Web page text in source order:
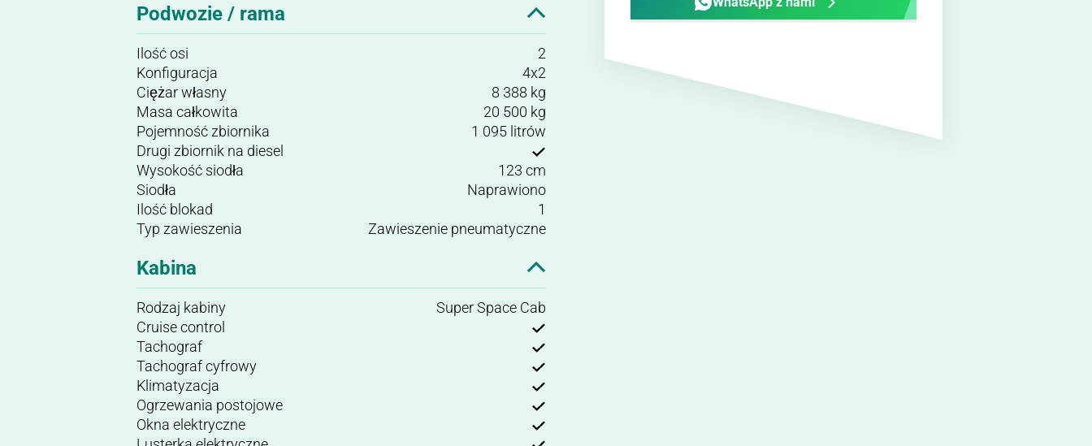
Podwozie / rama
Ilość osi
2
Konfiguracja
4x2
Ciężar własny
8 388 kg
Masa całkowita
20 500 kg
Pojemność zbiornika
1 095 litrów
Drugi zbiornik na diesel
Wysokość siodła
123 cm
Siodła
Naprawiono
Ilość blokad
1
Typ zawieszenia
Zawieszenie pneumatyczne
Kabina
Rodzaj kabiny
Super Space Cab
Cruise control
Tachograf
Tachograf cyfrowy
Klimatyzacja
Ogrzewania postojowe
Okna elektryczne